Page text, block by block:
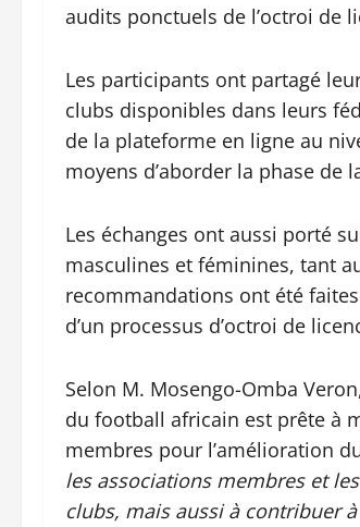
audits ponctuels de l’octroi de
Les participants ont partagé
clubs disponibles dans leurs
de la plateforme en ligne au
moyens d’aborder la phase de
Les échanges ont aussi porté
masculines et féminines, tant
recommandations ont été
d’un processus d’octroi de
Selon M. Mosengo-Omba
du football africain est prête à
membres pour l’amélioration
les associations membres et
clubs, mais aussi à contribuer